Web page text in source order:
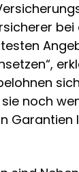
noch
Garantien